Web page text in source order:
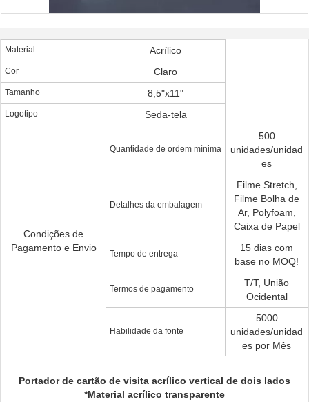
Material Acrílico
Cor Claro
Tamanho 8,5"x11"
Logotipo Seda-tela
Condições de
Pagamento e Envio
Quantidade de ordem mínima
500
unidades/unidad
es
Detalhes da embalagem
Filme Stretch,
Filme Bolha de
Ar, Polyfoam,
Caixa de Papel
Tempo de entrega
15 dias com
base no MOQ!
Termos de pagamento
T/T, União
Ocidental
Habilidade da fonte
5000
unidades/unidad
es por Mês
Portador de cartão de visita acrílico vertical de dois lados
*Material acrílico transparente